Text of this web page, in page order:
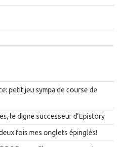
petit jeu sympa de course de
le digne successeur d’Epistory
fois mes onglets épinglés!